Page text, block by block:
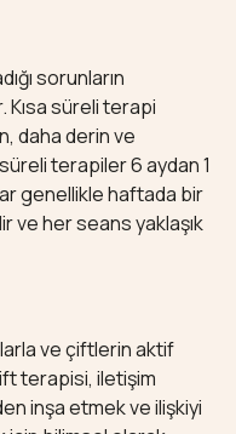
sorunların
Kısa süreli terapi
daha derin ve
terapiler 6 aydan 1
genellikle haftada bir
ve her seans yaklaşık
ve çiftlerin aktif
terapisi, iletişim
inşa etmek ve ilişkiyi